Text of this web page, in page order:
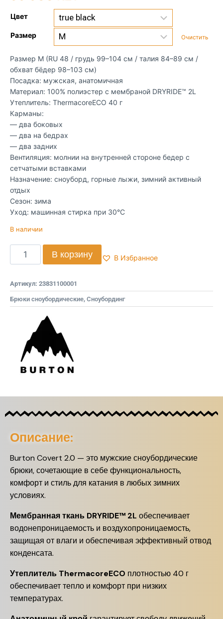
Цвет
Размер Очистить
Размер M (RU 48 / грудь 99–104 см / талия 84–89 см /
обхват бёдер 98–103 см)
Посадка: мужская, анатомичная
Материал: 100% полиэстер с мембраной DRYRIDE™ 2L
Утеплитель: ThermacoreECO 40 г
Карманы:
— два боковых
— два на бедрах
— два задних
Вентиляция: молнии на внутренней стороне бедер с
сетчатыми вставками
Назначение: сноуборд, горные лыжи, зимний активный
отдых
Сезон: зима
Уход: машинная стирка при 30°C
В наличии
В корзину В Избранное
Артикул: 23831100001
Брюки сноубордические, Сноубординг
Описание:
Burton Covert 2.0 — это мужские сноубордические
брюки, сочетающие в себе функциональность,
комфорт и стиль для катания в любых зимних
условиях.
Мембранная ткань DRYRIDE™ 2L обеспечивает
водонепроницаемость и воздухопроницаемость,
защищая от влаги и обеспечивая эффективный отвод
конденсата.
Утеплитель ThermacoreECO плотностью 40 г
обеспечивает тепло и комфорт при низких
температурах.